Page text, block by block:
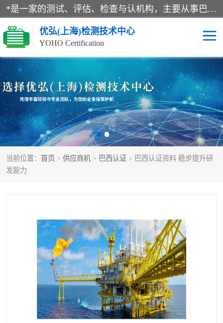
*是一家的测试、评估、检查与认机构，主要从事巴西NR10认证、NR12认证、NR13认证；ANATEL认证、INMTRO认证，欧盟CE认证：MD认证，PED认证，MID认证，ATEX认证，德国蓝色天使认证。
优弘(上海)检测技术中心
YOHO Certification
当前位置： 首页 > 供应商机 > 巴西认证 > 巴西认证资料 稳步提升研
发能力
RECYCLASS认证 NR10认证
NR12认证 NR13认证
ART认证 巴西NR认证
巴西认证 RETIE认证